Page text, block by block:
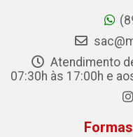
Atendimento
07:30h às 17:00h e